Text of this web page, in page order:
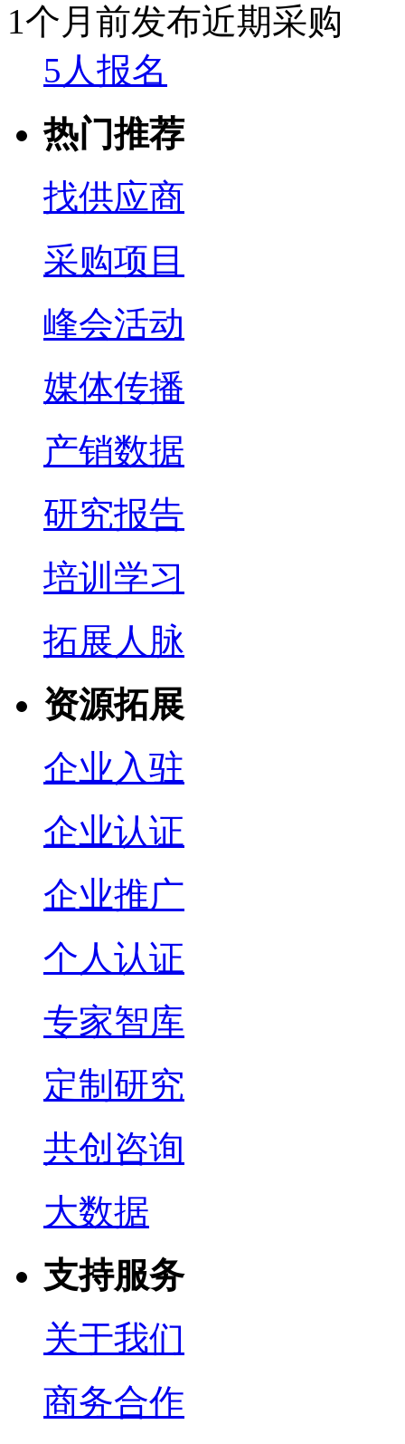
1个月前发布近期采购
5人报名
热门推荐
找供应商
采购项目
峰会活动
媒体传播
产销数据
研究报告
培训学习
拓展人脉
资源拓展
企业入驻
企业认证
企业推广
个人认证
专家智库
定制研究
共创咨询
大数据
支持服务
关于我们
商务合作